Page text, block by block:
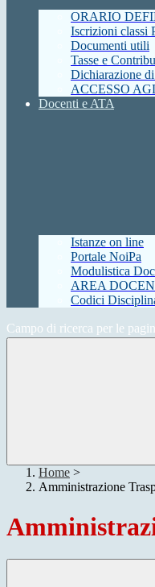
ORARIO
Iscrizioni classi
Documenti utili
Tasse e
Dichiarazione
ACCESSO
Docenti e ATA
Istanze on line
Portale NoiPa
Modulistica
AREA
Codici
Campo di ricerca per le
Home >
Amministrazione